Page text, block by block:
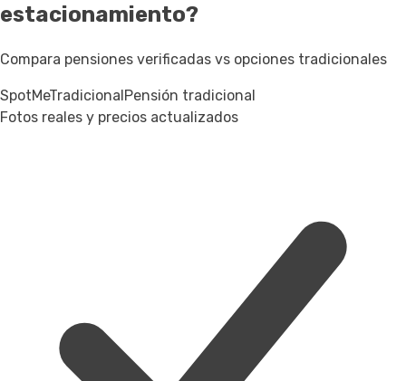
estacionamiento?
Compara pensiones verificadas vs opciones tradicionales
SpotMeTradicionalPensión tradicional
Fotos reales y precios actualizados